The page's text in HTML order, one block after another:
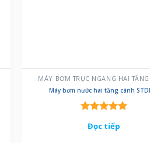
MÁY BƠM TRỤC NGANG HAI
Máy bơm nước hai tầng cánh
hạng 5.00
Đọc tiếp